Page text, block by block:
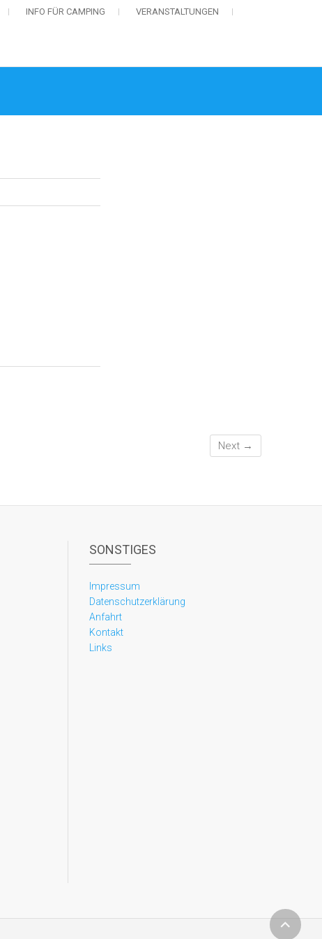
INFO FÜR CAMPING VERANSTALTUNGEN
Next →
SONSTIGES
Impressum
Datenschutzerklärung
Anfahrt
Kontakt
Links